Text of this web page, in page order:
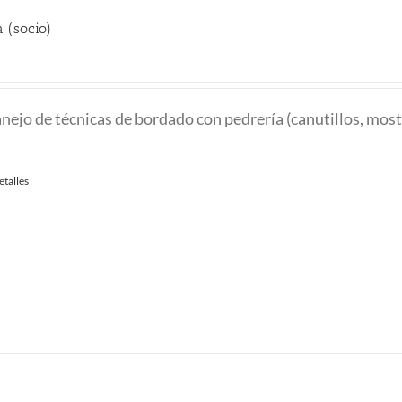
(socio)
de técnicas de bordado con pedrería (canutillos,